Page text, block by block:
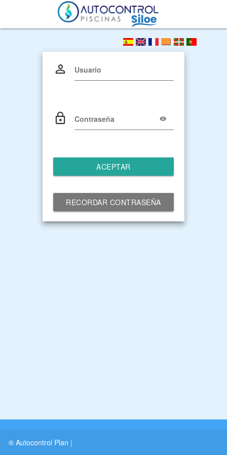
Usuario
Contraseña
ACEPTAR
RECORDAR CONTRASEÑA
® Autocontrol Plan |